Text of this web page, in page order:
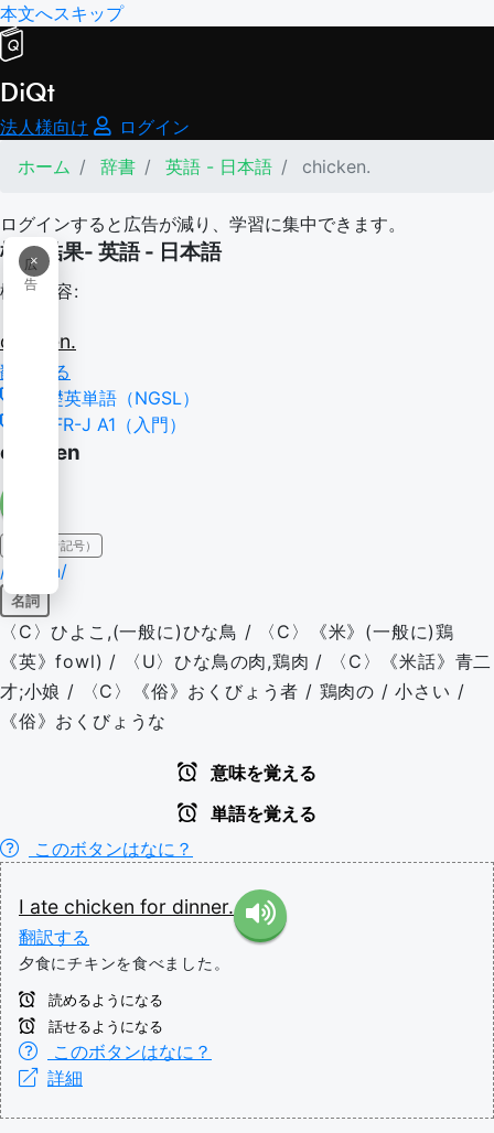
本文へスキップ
DiQt
法人様向け
ログイン
ホーム
辞書 英語 - 日本語 chicken.
ログインすると広告が減り、学習に集中できます。
×
広
告
検索結果- 英語 - 日本語
検索内容:
chicken.
翻訳する
基礎英単語（NGSL）
CEFR-J A1（入門）
chicken
IPA（発音記号）
/ˈtʃɪkən/
名詞
〈C〉ひよこ,(一般に)ひな鳥 / 〈C〉《米》(一般に)鶏
《英》fowl) / 〈U〉ひな鳥の肉,鶏肉 / 〈C〉《米話》青二
才;小娘 / 〈C〉《俗》おくびょう者 / 鶏肉の / 小さい /
《俗》おくびょうな
意味を覚える
単語を覚える
このボタンはなに？
I ate chicken for dinner.
翻訳する
夕食にチキンを食べました。
読めるようになる
話せるようになる
このボタンはなに？
詳細